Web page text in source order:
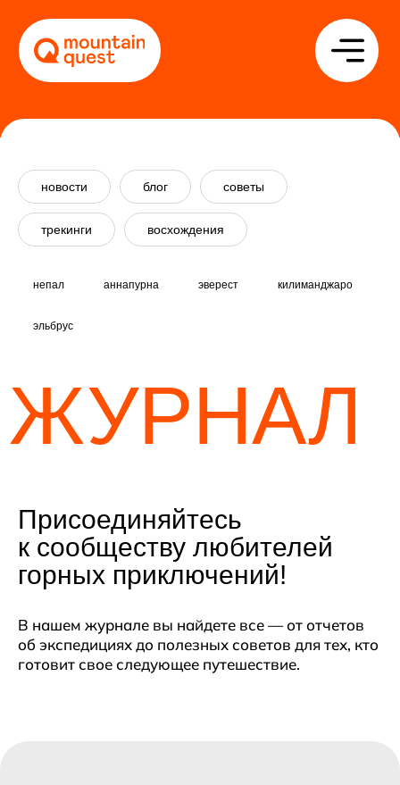
новости блог советы
трекинги восхождения
непал аннапурна эверест килиманджаро
эльбрус
ЖУРНАЛ
Присоединяйтесь
к сообществу любителей
горных приключений!
В нашем журнале вы найдете все — от отчетов
об экспедициях до полезных советов для тех, кто
готовит свое следующее путешествие.
новости